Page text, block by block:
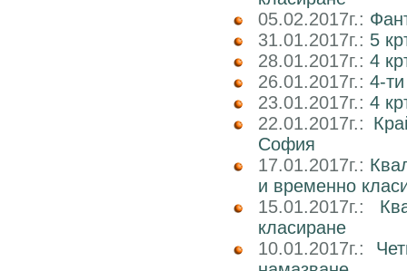
05.02.2017г.:
31.01.2017г.: 5
28.01.2017г.: 4
26.01.2017г.: 4-
23.01.2017г.: 4
22.01.2017г.:
София
17.01.2017г.:
и временно
15.01.2017г.:
класиране
10.01.2017г.: